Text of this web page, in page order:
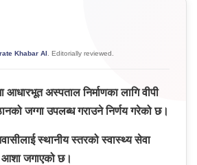
Khabar AI . Editorially reviewed.
आधारभूत अस्पताल निर्माणका लागि वीपी
जग्गा उपलब्ध गराउने निर्णय गरेको छ।
स्थानीय स्तरको स्वास्थ्य सेवा
आशा जगाएको छ।